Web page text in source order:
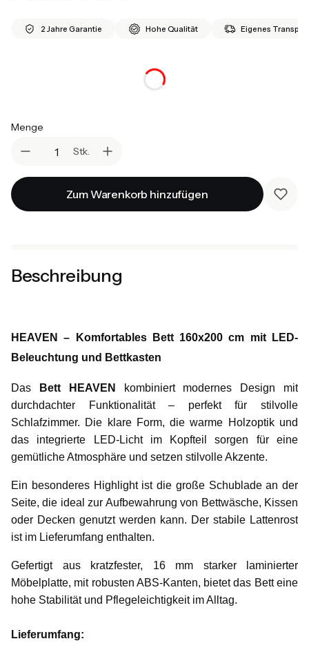
2 Jahre Garantie Hohe Qualität Eigenes
Menge
Stk.
Zum Warenkorb hinzufügen
Beschreibung
HEAVEN – Komfortables Bett 160x200 cm mit LED-
Beleuchtung und Bettkasten
Das Bett HEAVEN
kombiniert modernes Design mit
durchdachter Funktionalität – perfekt für stilvolle
Schlafzimmer. Die klare Form, die warme Holzoptik und
das integrierte LED-Licht im Kopfteil sorgen für eine
gemütliche Atmosphäre und setzen stilvolle Akzente.
Ein besonderes Highlight ist die große Schublade an der
Seite, die ideal zur Aufbewahrung von Bettwäsche, Kissen
oder Decken genutzt werden kann. Der stabile Lattenrost
ist im Lieferumfang enthalten.
Gefertigt aus kratzfester, 16 mm starker laminierter
Möbelplatte, mit robusten ABS-Kanten, bietet das Bett eine
hohe Stabilität und Pflegeleichtigkeit im Alltag.
Lieferumfang: